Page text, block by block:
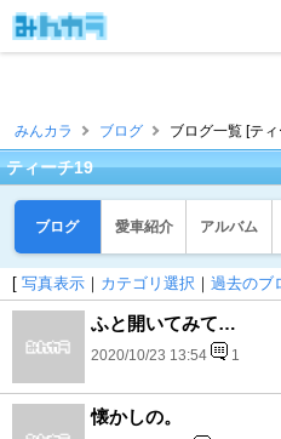
みんカラ ブログ ブログ一覧 [テ
ティーチ19
ブログ 愛車紹介 アルバム
[ 写真表示 ｜ カテゴリ選択 ｜ 過去のブ
ふと開いてみて…
2020/10/23 13:54 1
懐かしの。